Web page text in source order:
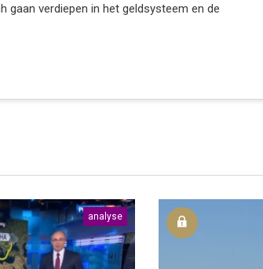
gaan verdiepen in het geldsysteem en de
analyse